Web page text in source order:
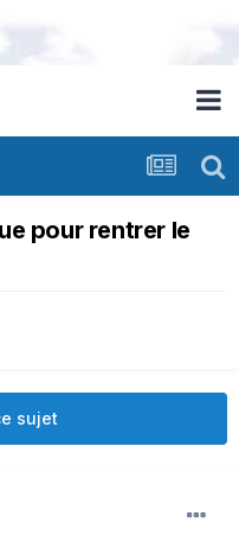
pour rentrer le
sujet